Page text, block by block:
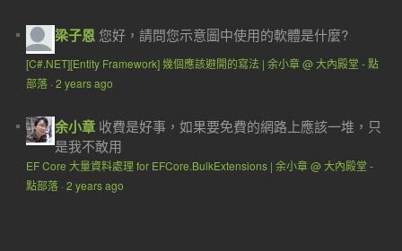
梁子恩 您好，請問您示意圖中使用的軟體是什麼?
[C#.NET][Entity Framework] 幾個應該避開的寫法 | 余小章 @ 大內殿堂 - 點
部落· 2 years ago
余小章 收費是好事，如果要免費的網路上應該一堆，只
是我不敢用
EF Core 大量資料處理 for EFCore.BulkExtensions | 余小章 @ 大內殿堂 -
點部落· 2 years ago